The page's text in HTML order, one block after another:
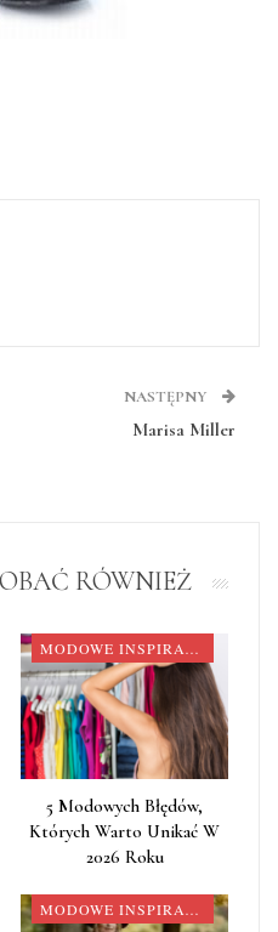
NASTĘPNY
Marisa Miller
RÓWNIEŻ
5 Modowych Błędów,
Których Warto Unikać W
2026 Roku